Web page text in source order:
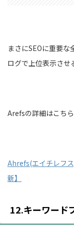
まさにSEOに重要
ログで上位表示させ
Arefsの詳細はこち
Ahrefs(エイチレフ
新】
12.キーワード